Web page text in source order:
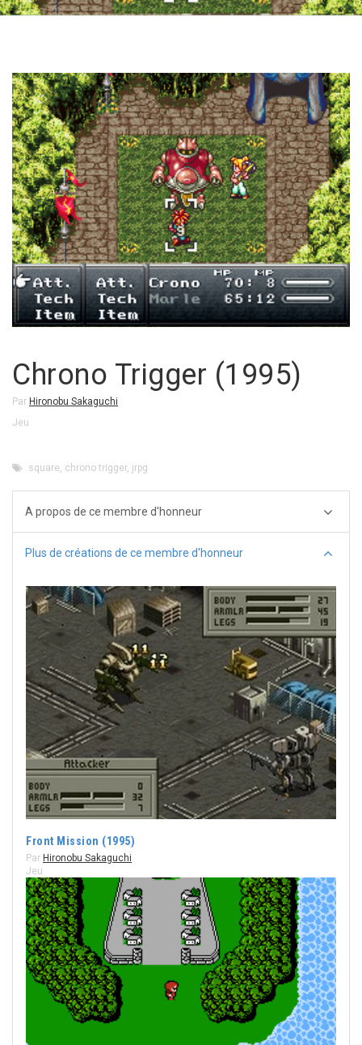
Chrono Trigger (1995)
Par Hironobu Sakaguchi
Jeu
square chrono trigger, jrpg
A propos de ce membre d'honneur
Plus de créations de ce membre d'honneur
Front Mission (1995)
Par Hironobu Sakaguchi
Jeu